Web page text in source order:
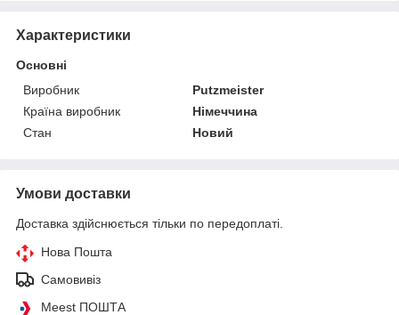
Характеристики
Основні
Виробник
Putzmeister
Країна виробник
Німеччина
Стан
Новий
Умови доставки
Доставка здійснюється тільки по передоплаті.
Нова Пошта
Самовивіз
Meest ПОШТА